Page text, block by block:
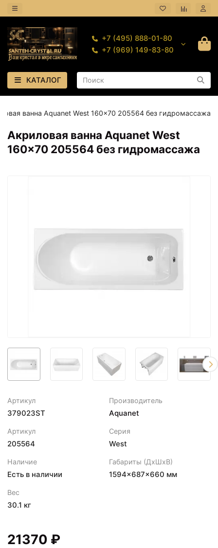
+7 (495) 888-01-80
+7 (969) 149-83-80
КАТАЛОГ
ванна Aquanet West 160x70 205564 без гидромассажа
Акриловая ванна Aquanet West
160x70 205564 без гидромассажа
Артикул
379023ST
Производитель
Aquanet
Артикул
205564
Серия
West
Наличие
Есть в наличии
Габариты (ДхШхВ)
1594×687×660 мм
Вес
30.1 кг
21370 ₽